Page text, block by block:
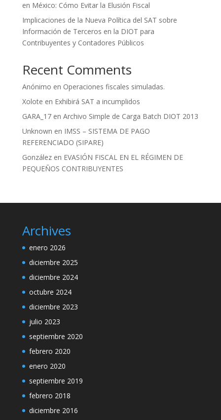
en México: Cómo Evitar la Elusión Fiscal
Implicaciones de la Nueva Política del SAT sobre
Información de Terceros en la DIOT para
Contribuyentes y Contadores Públicos
Recent Comments
Anónimo en Operaciones fiscales simuladas.
Xolote en Exhibirá SAT a incumplidos
GARA_17en Archivo Simple de Carga Batch DIOT 2013
Unknown en IMSS – SISTEMA DE PAGO
REFERENCIADO (SIPARE)
Gonzálezen EVASIÓN FISCAL EN EL RÉGIMEN DE
PEQUEÑOS CONTRIBUYENTES
Archives
enero 2026
diciembre 2025
diciembre 2024
octubre 2024
diciembre 2023
julio 2023
septiembre 2020
febrero 2020
enero 2020
septiembre 2019
febrero 2018
diciembre 2016